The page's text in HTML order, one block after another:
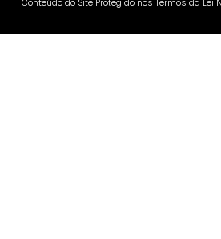
Conteúdo do Site Protegido nos Termos da Lei